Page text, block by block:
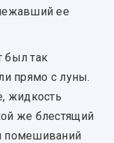
ее
был так
прямо с луны.
жидкость
же блестящий
помешиваний